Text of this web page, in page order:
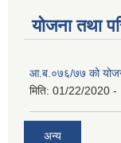
योजना तथा
आ.ब.०७६/७७ को
मिति: 01/22/2020 -
अन्य